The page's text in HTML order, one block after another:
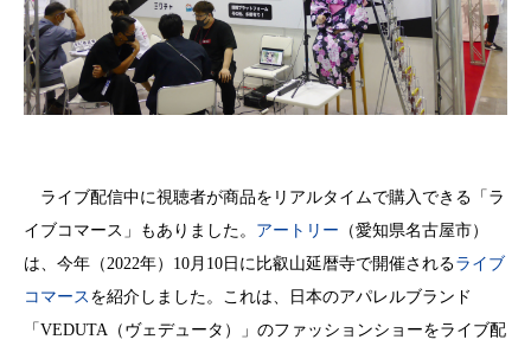
ライブ配信中に視聴者が商品をリアルタイムで購入できる「ラ
イブコマース」もありました。 アートリー （愛知県名古屋市）
は、今年（2022年）10月10日に比叡山延暦寺で開催されるライブ
コマース を紹介しました。これは、日本のアパレルブランド
「VEDUTA（ヴェデュータ）」のファッションショーをライブ配